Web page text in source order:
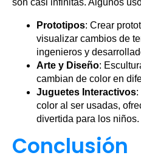
son casi infinitas. Algunos
Prototipos: Crear
visualizar cambios de
ingenieros y
Arte y Diseño:
cambian de color en
Juguetes Interactivos:
color al ser usadas,
divertida para los niños.
Conclusión